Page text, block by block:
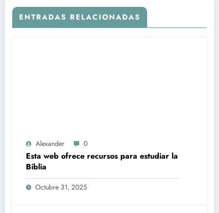
ENTRADAS RELACIONADAS
Alexander 0
Esta web ofrece recursos para estudiar la
Biblia
Octubre 31, 2025